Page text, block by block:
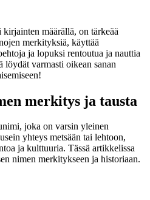
määrällä, on tärkeää
merkityksiä, käyttää
ja lopuksi rentoutua ja nauttia
varmasti oikean sanan
merkitys ja tausta
joka on varsin yleinen
yhteys metsään tai lehtoon,
ja kulttuuria. Tässä artikkelissa
nimen merkitykseen ja historiaan.